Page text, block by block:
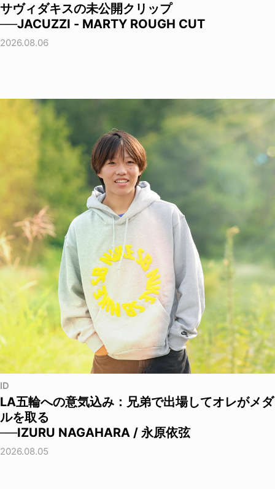
サヴィダキスの未公開クリップ
──JACUZZI - MARTY ROUGH CUT
2026.08.06
ID
LA五輪への意気込み：兄弟で出場してオレがメダ
ルを取る
──IZURU NAGAHARA / 永原依弦
2026.08.05